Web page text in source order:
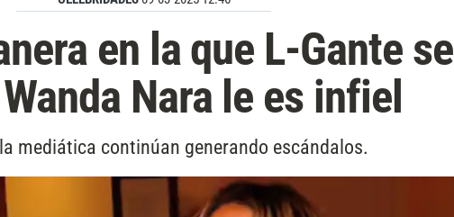
en la que L-Gante se
Nara le es infiel
mediática continúan generando escándalos.